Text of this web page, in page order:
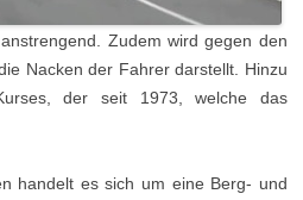
Zudem wird gegen den
Nacken der Fahrer darstellt. Hinzu
der seit 1973, welche das
handelt es sich um eine Berg- und